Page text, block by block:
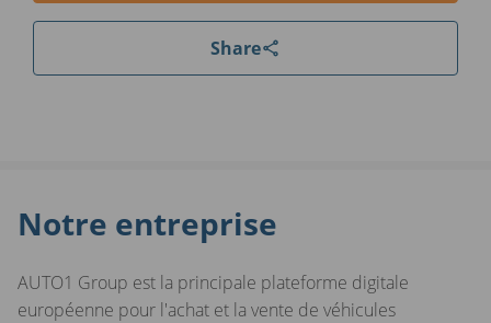
Share
Notre entreprise
AUTO1 Group est la principale plateforme digitale
européenne pour l'achat et la vente de véhicules